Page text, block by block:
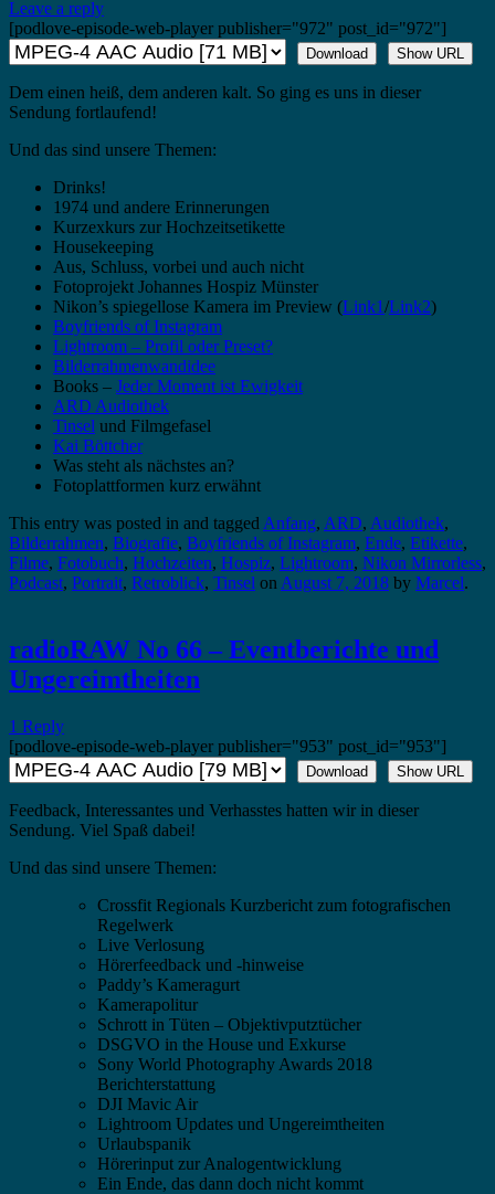
Leave a reply
[podlove-episode-web-player publisher="972" post_id="972"]
Download Show URL
Dem einen heiß, dem anderen kalt. So ging es uns in dieser
Sendung fortlaufend!
Und das sind unsere Themen:
Drinks!
1974 und andere Erinnerungen
Kurzexkurs zur Hochzeitsetikette
Housekeeping
Aus, Schluss, vorbei und auch nicht
Fotoprojekt Johannes Hospiz Münster
Nikon’s spiegellose Kamera im Preview (Link1/Link2)
Boyfriends of Instagram
Lightroom – Profil oder Preset?
Bilderrahmenwandidee
Books – Jeder Moment ist Ewigkeit
ARD Audiothek
Tinsel und Filmgefasel
Kai Böttcher
Was steht als nächstes an?
Fotoplattformen kurz erwähnt
This entry was posted in and tagged Anfang, ARD, Audiothek,
Bilderrahmen, Biografie, Boyfriends of Instagram, Ende, Etikette,
Filme, Fotobuch, Hochzeiten, Hospiz, Lightroom, Nikon Mirrorless,
Podcast, Portrait, Retroblick, Tinsel on August 7, 2018 by Marcel.
radioRAW No 66 – Eventberichte und
Ungereimtheiten
1 Reply
[podlove-episode-web-player publisher="953" post_id="953"]
Download Show URL
Feedback, Interessantes und Verhasstes hatten wir in dieser
Sendung. Viel Spaß dabei!
Und das sind unsere Themen:
Crossfit Regionals Kurzbericht zum fotografischen
Regelwerk
Live Verlosung
Hörerfeedback und -hinweise
Paddy’s Kameragurt
Kamerapolitur
Schrott in Tüten – Objektivputztücher
DSGVO in the House und Exkurse
Sony World Photography Awards 2018
Berichterstattung
DJI Mavic Air
Lightroom Updates und Ungereimtheiten
Urlaubspanik
Hörerinput zur Analogentwicklung
Ein Ende, das dann doch nicht kommt